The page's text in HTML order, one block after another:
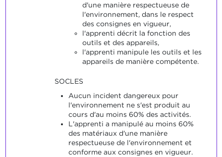
d'une manière respectueuse de
l'environnement, dans le respect
des consignes en vigueur,
l'apprenti décrit la fonction des
outils et des appareils,
l'apprenti manipule les outils et les
appareils de manière compétente.
SOCLES
Aucun incident dangereux pour
l'environnement ne s'est produit au
cours d'au moins 60% des activités.
L'apprenti a manipulé au moins 60%
des matériaux d'une manière
respectueuse de l'environnement et
conforme aux consignes en vigueur.